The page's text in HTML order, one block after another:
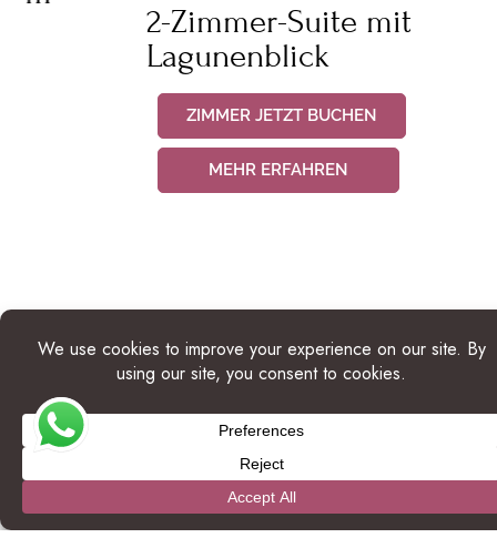
2-Zimmer-Suite mit
Lagunenblick
ZIMMER JETZT BUCHEN
MEHR ERFAHREN
UMAYA BEACH CLUB ZIMMER
AB 379 $